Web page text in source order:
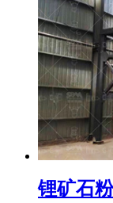
锂矿石